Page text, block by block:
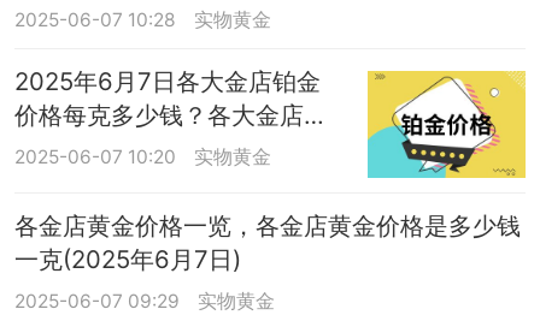
2025-06-07 10:28 实物黄金
2025年6月7日各大金店铂金
价格每克多少钱？各大金店铂
金价格汇总
2025-06-07 10:20 实物黄金
各金店黄金价格一览，各金店黄金价格是多少钱
一克(2025年6月7日)
2025-06-07 09:29 实物黄金